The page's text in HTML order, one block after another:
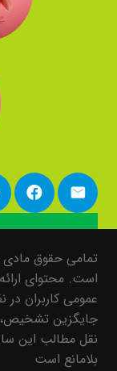
تمامی حقوق
است. محتوای
عمومی کاربران
جایگزین
نقل مطالب این
بلامانع است